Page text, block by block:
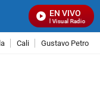
EN VIVO
Señal Visual Radio
Cali Gustavo Petro